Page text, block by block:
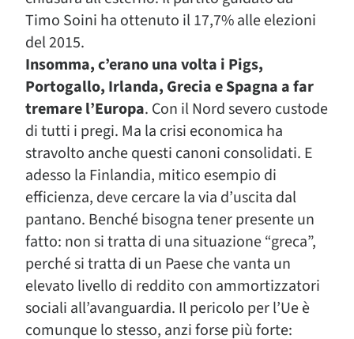
Timo Soini ha ottenuto il 17,7% alle elezioni
del 2015.
Insomma, c’erano una volta i Pigs,
Portogallo, Irlanda, Grecia e Spagna a far
tremare l’Europa. Con il Nord severo custode
di tutti i pregi. Ma la crisi economica ha
stravolto anche questi canoni consolidati. E
adesso la Finlandia, mitico esempio di
efficienza, deve cercare la via d’uscita dal
pantano. Benché bisogna tener presente un
fatto: non si tratta di una situazione “greca”,
perché si tratta di un Paese che vanta un
elevato livello di reddito con ammortizzatori
sociali all’avanguardia. Il pericolo per l’Ue è
comunque lo stesso, anzi forse più forte: